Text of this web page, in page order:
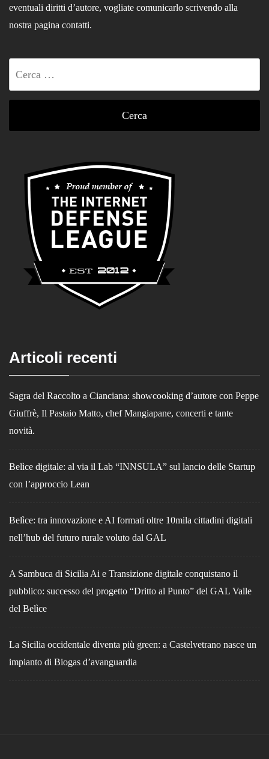
eventuali diritti d’autore, vogliate comunicarlo scrivendo alla
nostra pagina contatti.
Articoli recenti
Sagra del Raccolto a Cianciana: showcooking d’autore con Peppe
Giuffrè, Il Pastaio Matto, chef Mangiapane, concerti e tante
novità.
Belìce digitale: al via il Lab “INNSULA” sul lancio delle Startup
con l’approccio Lean
Belìce: tra innovazione e AI formati oltre 10mila cittadini digitali
nell’hub del futuro rurale voluto dal GAL
A Sambuca di Sicilia Ai e Transizione digitale conquistano il
pubblico: successo del progetto “Dritto al Punto” del GAL Valle
del Belìce
La Sicilia occidentale diventa più green: a Castelvetrano nasce un
impianto di Biogas d’avanguardia